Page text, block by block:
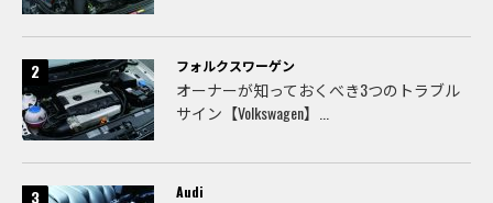
フォルクスワーゲン
オーナーが知っておくべき3つのトラブル
サイン【Volkswagen】...
Audi